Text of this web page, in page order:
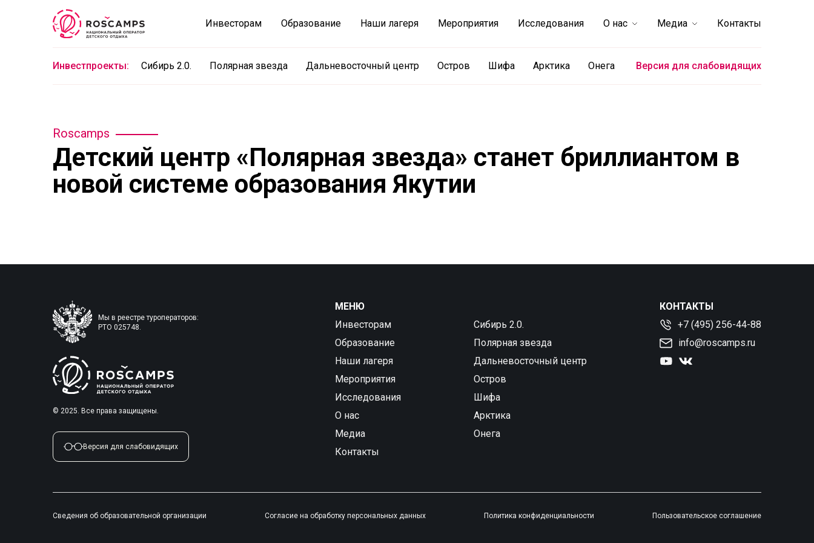
Инвесторам Образование Наши лагеря Мероприятия Исследования О нас Медиа Контакты
Инвестпроекты: Сибирь 2.0. Полярная звезда Дальневосточный центр Остров Шифа Арктика Онега Версия для слабовидящих
Roscamps
Детский центр «Полярная звезда» станет бриллиантом в
новой системе образования Якутии
Мы в реестре туроператоров:
РТО 025748.
© 2025. Все права защищены.
Версия для слабовидящих
МЕНЮ
Инвесторам
Образование
Наши лагеря
Мероприятия
Исследования
О нас
Медиа
Контакты
Сибирь 2.0.
Полярная звезда
Дальневосточный центр
Остров
Шифа
Арктика
Онега
КОНТАКТЫ
+7 (495) 256-44-88
info@roscamps.ru
Сведения об образовательной организации Согласие на обработку персональных данных Политика конфиденциальности Пользовательское соглашение